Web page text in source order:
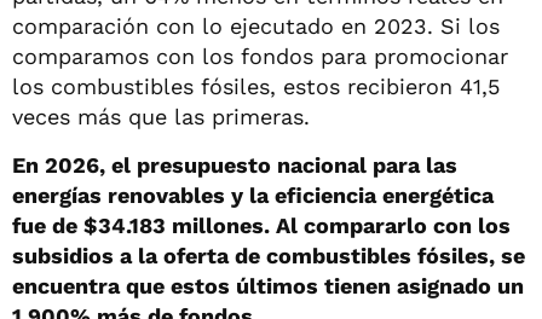
comparación con lo ejecutado en 2023. Si los
comparamos con los fondos para promocionar
los combustibles fósiles, estos recibieron 41,5
veces más que las primeras.
En 2026, el presupuesto nacional para las
energías renovables y la eficiencia energética
fue de $34.183 millones. Al compararlo con los
subsidios a la oferta de combustibles fósiles, se
encuentra que estos últimos tienen asignado un